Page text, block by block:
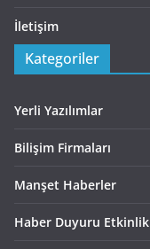
İletişim
Kategoriler
Yerli Yazılımlar
Bilişim Firmaları
Manşet Haberler
Haber Duyuru Etkinlik